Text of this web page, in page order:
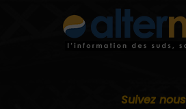
Suivez nous